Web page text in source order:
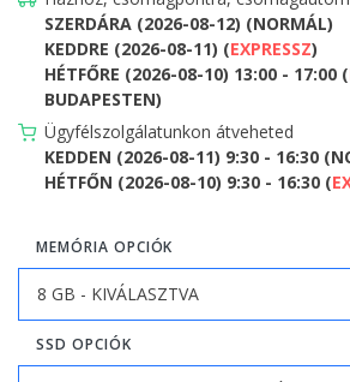
SZERDÁRA (2026-08-12) (NORMÁL)
KEDDRE (2026-08-11) (EXPRESSZ)
HÉTFŐRE (2026-08-10) 13:00 - 17:00 (
BUDAPESTEN)
Ügyfélszolgálatunkon átveheted
KEDDEN (2026-08-11) 9:30 - 16:30
HÉTFŐN (2026-08-10) 9:30 - 16:30 (
MEMÓRIA OPCIÓK
SSD OPCIÓK